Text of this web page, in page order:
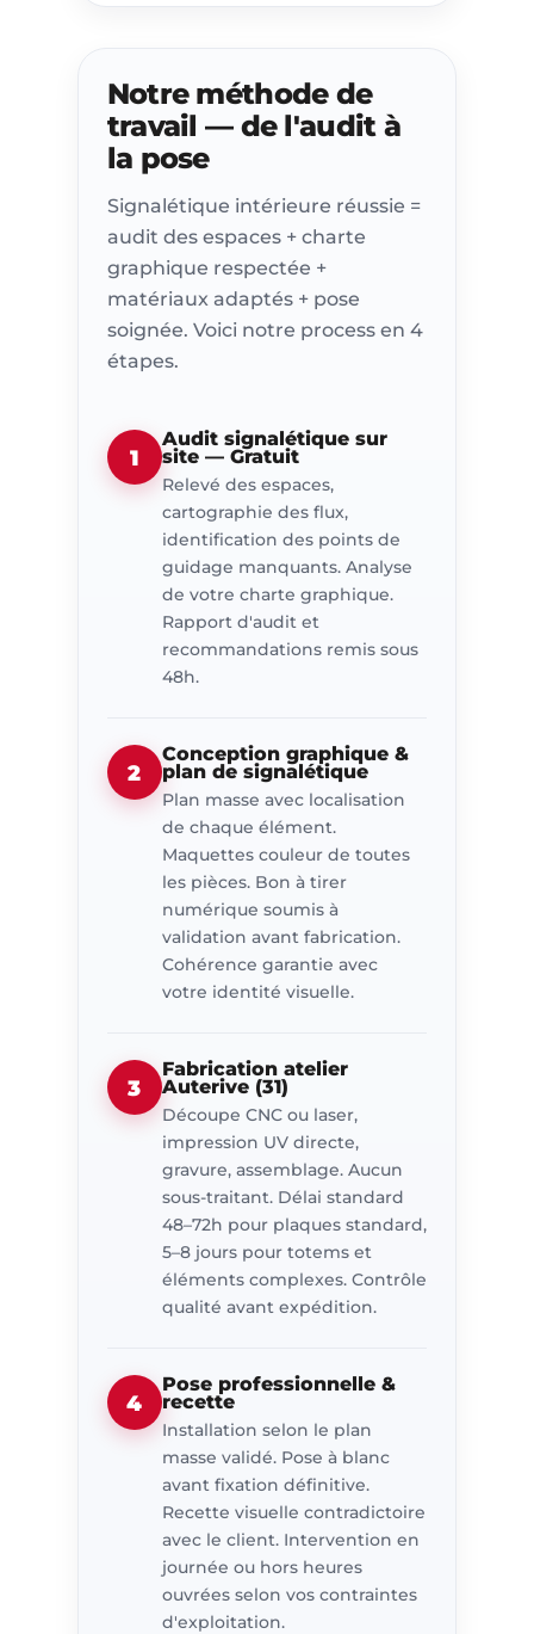
Notre méthode de
travail — de l'audit à
la pose
Signalétique intérieure réussie =
audit des espaces + charte
graphique respectée +
matériaux adaptés + pose
soignée. Voici notre process en 4
étapes.
1
Audit signalétique sur
site — Gratuit
Relevé des espaces,
cartographie des flux,
identification des points de
guidage manquants. Analyse
de votre charte graphique.
Rapport d'audit et
recommandations remis sous
48h.
2
Conception graphique &
plan de signalétique
Plan masse avec localisation
de chaque élément.
Maquettes couleur de toutes
les pièces. Bon à tirer
numérique soumis à
validation avant fabrication.
Cohérence garantie avec
votre identité visuelle.
3
Fabrication atelier
Auterive (31)
Découpe CNC ou laser,
impression UV directe,
gravure, assemblage. Aucun
sous-traitant. Délai standard
48–72h pour plaques standard,
5–8 jours pour totems et
éléments complexes. Contrôle
qualité avant expédition.
4
Pose professionnelle &
recette
Installation selon le plan
masse validé. Pose à blanc
avant fixation définitive.
Recette visuelle contradictoire
avec le client. Intervention en
journée ou hors heures
ouvrées selon vos contraintes
d'exploitation.